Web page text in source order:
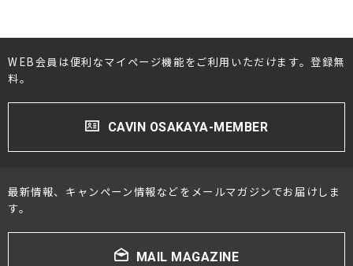
WEB会員は便利なマイページ機能をご利用いただけます。登録無
料。
CAVIN OSAKAYA-MEMBER
最新情報、キャンペーン情報などをメールマガジンでお届けしま
す。
MAIL MAGAZINE